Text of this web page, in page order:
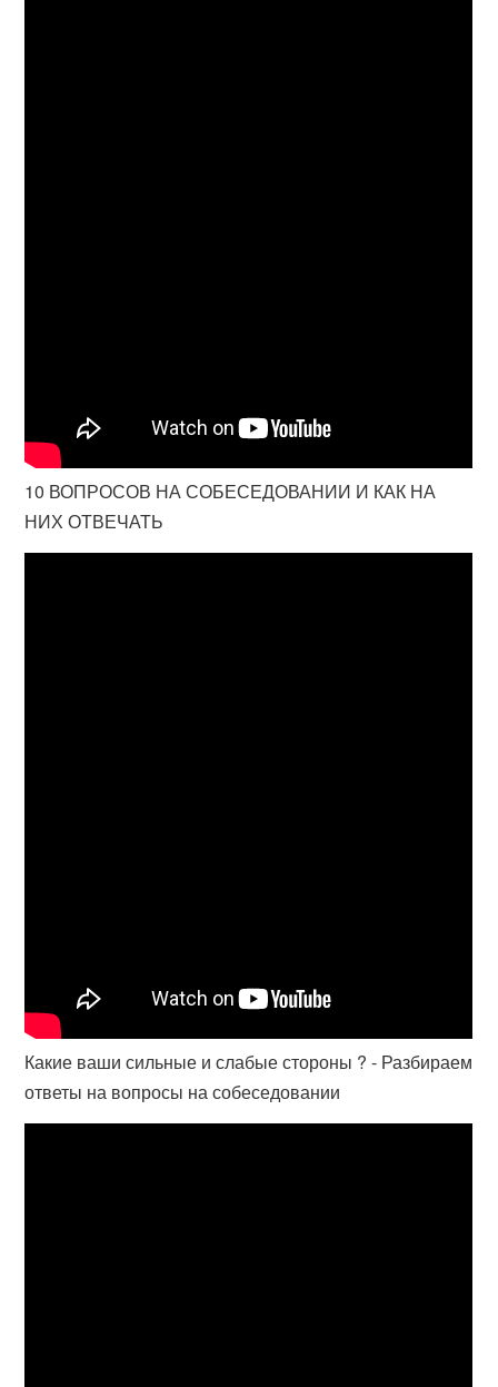
10 ВОПРОСОВ НА СОБЕСЕДОВАНИИ И КАК НА
НИХ ОТВЕЧАТЬ
Какие ваши сильные и слабые стороны ? - Разбираем
ответы на вопросы на собеседовании